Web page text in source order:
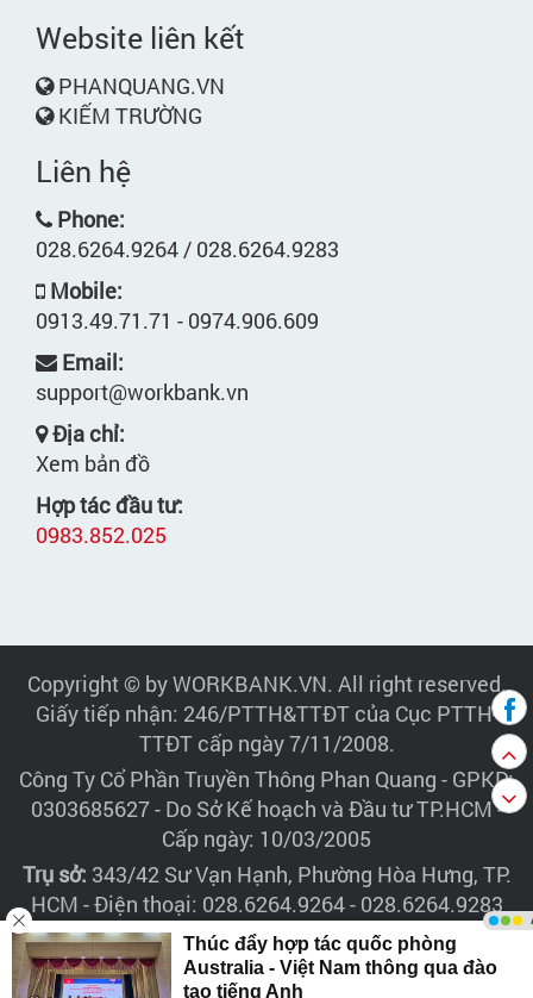
Website liên kết
PHANQUANG.VN
KIẾM TRƯỜNG
Liên hệ
Phone:
028.6264.9264 / 028.6264.9283
Mobile:
0913.49.71.71 - 0974.906.609
Email:
support@workbank.vn
Địa chỉ:
Xem bản đồ
Hợp tác đầu tư:
0983.852.025
Copyright © by WORKBANK.VN. All right reserved.
Giấy tiếp nhận: 246/PTTH&TTĐT của Cục PTTH-
TTĐT cấp ngày 7/11/2008.
Công Ty Cổ Phần Truyền Thông Phan Quang - GPKD:
0303685627 - Do Sở Kế hoạch và Đầu tư TP.HCM -
Cấp ngày: 10/03/2005
Trụ sở: 343/42 Sư Vạn Hạnh, Phường Hòa Hưng, TP.
HCM - Điện thoại: 028.6264.9264 - 028.6264.9283